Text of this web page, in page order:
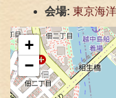
会場: 東京海
+
−